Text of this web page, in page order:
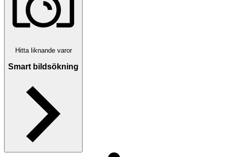
Hitta liknande varor
Smart bildsökning